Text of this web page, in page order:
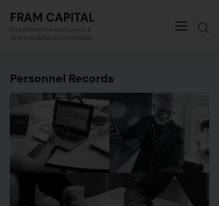
FRAM CAPITAL
Investimentos exclusivos e
diferenciados ao investidor
Personnel Records